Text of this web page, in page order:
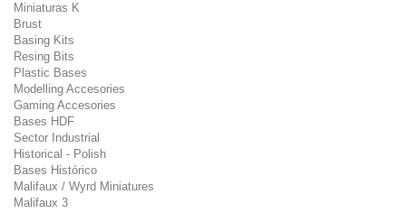
Miniaturas K
Brust
Basing Kits
Resing Bits
Plastic Bases
Modelling Accesories
Gaming Accesories
Bases HDF
Sector Industrial
Historical - Polish
Bases Histórico
Malifaux / Wyrd Miniatures
Malifaux 3